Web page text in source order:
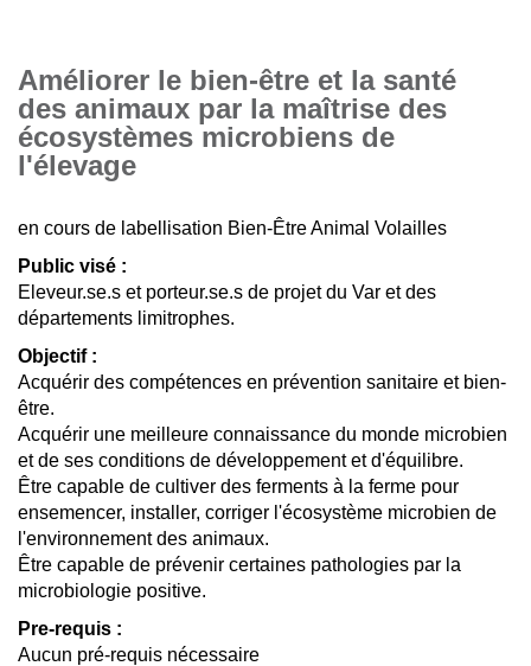
Améliorer le bien-être et la santé
des animaux par la maîtrise des
écosystèmes microbiens de
l'élevage
en cours de labellisation Bien-Être Animal Volailles
Public visé :
Eleveur.se.s et porteur.se.s de projet du Var et des
départements limitrophes.
Objectif :
Acquérir des compétences en prévention sanitaire et bien-
être.
Acquérir une meilleure connaissance du monde microbien
et de ses conditions de développement et d'équilibre.
Être capable de cultiver des ferments à la ferme pour
ensemencer, installer, corriger l'écosystème microbien de
l'environnement des animaux.
Être capable de prévenir certaines pathologies par la
microbiologie positive.
Pre-requis :
Aucun pré-requis nécessaire